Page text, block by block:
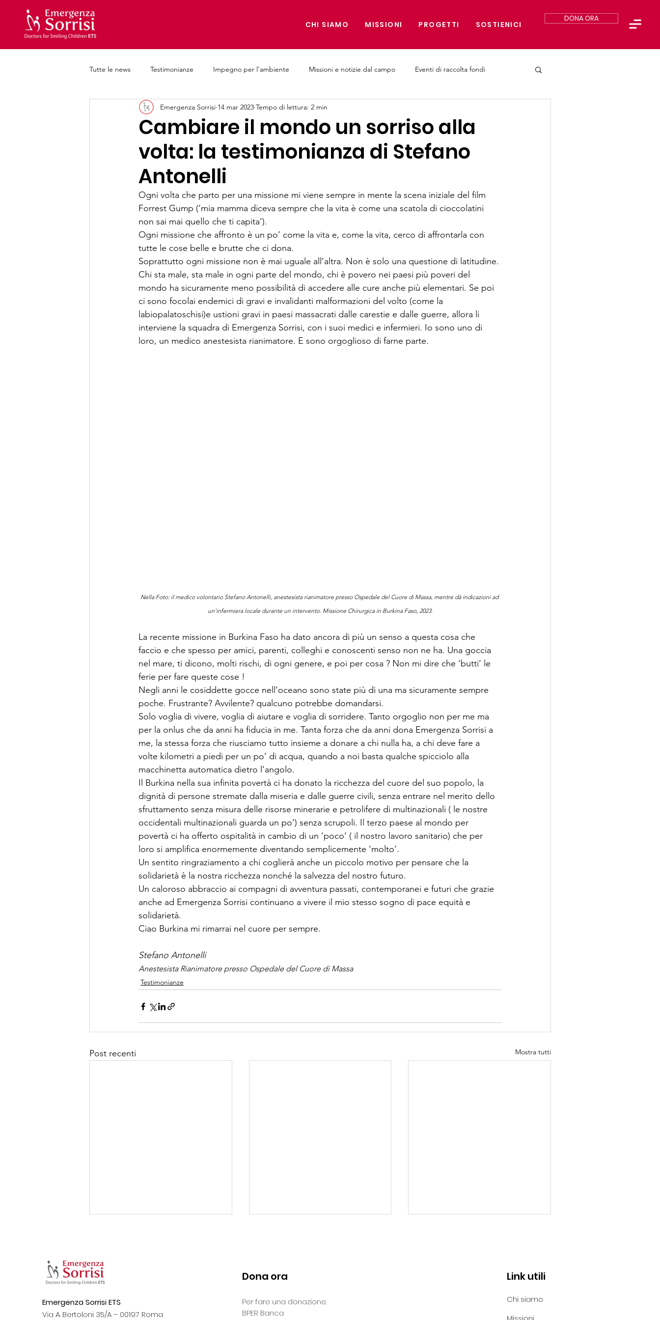
CHI SIAMO MISSIONI PROGETTI SOSTIENICI
DONA ORA
Tutte le news Testimonianze Impegno per l’ambiente Missioni e notizie dal campo Eventi di raccolta fondi
Iniziative e progetti Formazione Medici
Cambiare il mondo un sorriso alla
volta: la testimonianza di Stefano
Antonelli
Emergenza Sorrisi 14 mar 2023 Tempo di lettura: 2 min
Ogni volta che parto per una missione mi viene sempre in mente la scena iniziale del film
Forrest Gump (‘mia mamma diceva sempre che la vita è come una scatola di cioccolatini
non sai mai quello che ti capita’).
Ogni missione che affronto è un po’ come la vita e, come la vita, cerco di affrontarla con
tutte le cose belle e brutte che ci dona.
Soprattutto ogni missione non è mai uguale all’altra. Non è solo una questione di latitudine.
Chi sta male, sta male in ogni parte del mondo, chi è povero nei paesi più poveri del
mondo ha sicuramente meno possibilità di accedere alle cure anche più elementari. Se poi
ci sono focolai endemici di gravi e invalidanti malformazioni del volto (come la
labiopalatoschisi)e ustioni gravi in paesi massacrati dalle carestie e dalle guerre, allora li
interviene la squadra di Emergenza Sorrisi, con i suoi medici e infermieri. Io sono uno di
loro, un medico anestesista rianimatore. E sono orgoglioso di farne parte.
Nella Foto: il medico volontario Stefano Antonelli, anestesista rianimatore presso Ospedale del Cuore di Massa, mentre dà indicazioni ad
un'infermiera locale durante un intervento. Missione Chirurgica in Burkina Faso, 2023.
La recente missione in Burkina Faso ha dato ancora di più un senso a questa cosa che
faccio e che spesso per amici, parenti, colleghi e conoscenti senso non ne ha. Una goccia
nel mare, ti dicono, molti rischi, di ogni genere, e poi per cosa ? Non mi dire che ‘butti’ le
ferie per fare queste cose !
Negli anni le cosiddette gocce nell’oceano sono state più di una ma sicuramente sempre
poche. Frustrante? Avvilente? qualcuno potrebbe domandarsi.
Solo voglia di vivere, voglia di aiutare e voglia di sorridere. Tanto orgoglio non per me ma
per la onlus che da anni ha fiducia in me. Tanta forza che da anni dona Emergenza Sorrisi a
me, la stessa forza che riusciamo tutto insieme a donare a chi nulla ha, a chi deve fare a
volte kilometri a piedi per un po’ di acqua, quando a noi basta qualche spicciolo alla
macchinetta automatica dietro l’angolo.
Il Burkina nella sua infinita povertà ci ha donato la ricchezza del cuore del suo popolo, la
dignità di persone stremate dalla miseria e dalle guerre civili, senza entrare nel merito dello
sfruttamento senza misura delle risorse minerarie e petrolifere di multinazionali ( le nostre
occidentali multinazionali guarda un po’) senza scrupoli. Il terzo paese al mondo per
povertà ci ha offerto ospitalità in cambio di un ‘poco’ ( il nostro lavoro sanitario) che per
loro si amplifica enormemente diventando semplicemente ‘molto’.
Un sentito ringraziamento a chi coglierà anche un piccolo motivo per pensare che la
solidarietà è la nostra ricchezza nonché la salvezza del nostro futuro.
Un caloroso abbraccio ai compagni di avventura passati, contemporanei e futuri che grazie
anche ad Emergenza Sorrisi continuano a vivere il mio stesso sogno di pace equità e
solidarietà.
Ciao Burkina mi rimarrai nel cuore per sempre.
Stefano Antonelli
Anestesista Rianimatore presso Ospedale del Cuore di Massa
Testimonianze
Post recenti Mostra tutti
“Restituire salute e
Il Miracolo di un Battito:
Emergenza Sorrisi ETS
Via A. Bertoloni 35/A – 00197 Roma
Dona ora
Per fare una donazione:
BPER Banca
Link utili
Chi siamo